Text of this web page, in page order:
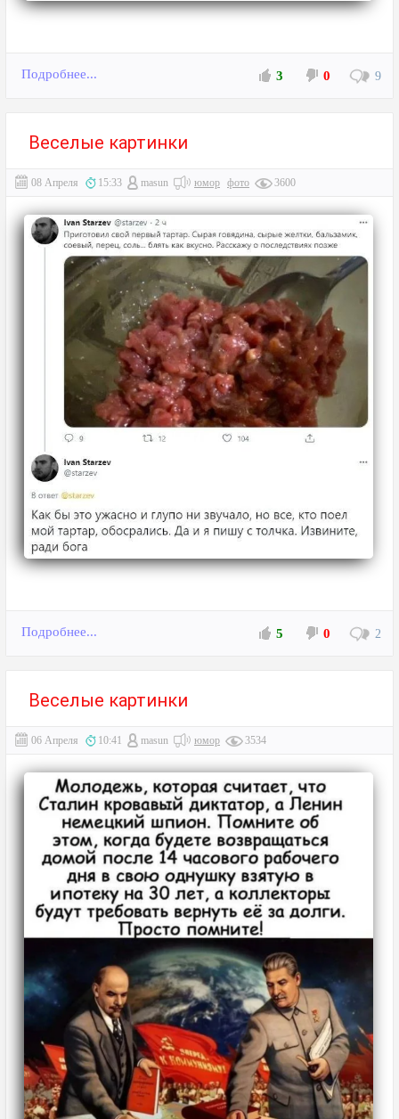
Подробнее... 3 0 9
Веселые картинки
08 Апреля 15:33 masun юмор фото 3600
Подробнее... 5 0 2
Веселые картинки
06 Апреля 10:41 masun юмор 3534